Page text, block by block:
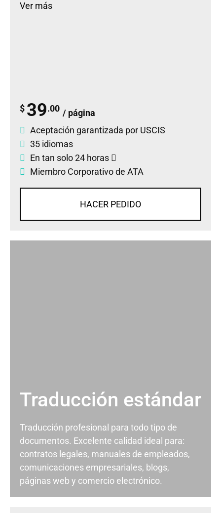
Ver más
$ 39.00 / página
Aceptación garantizada por USCIS
35 idiomas
En tan solo 24 horas
Miembro Corporativo de ATA
HACER PEDIDO
Traducción estándar
Traducción profesional para todo tipo de
documentos. Excelente calidad ideal para:
contratos legales, manuales de empleados,
comunicaciones empresariales, blogs,
páginas web y comercio electrónico.